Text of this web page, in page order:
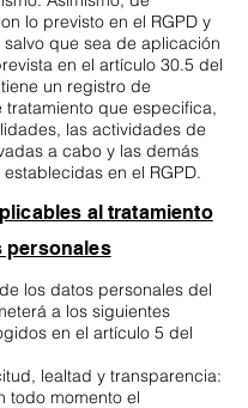
lo previsto en el RGPD y
salvo que sea de aplicación
en el artículo 30.5 del
un registro de
que especifica,
las actividades de
a cabo y las demás
en el RGPD.
al tratamiento
personales
los datos personales del
a los siguientes
en el artículo 5 del
lealtad y transparencia:
todo momento el